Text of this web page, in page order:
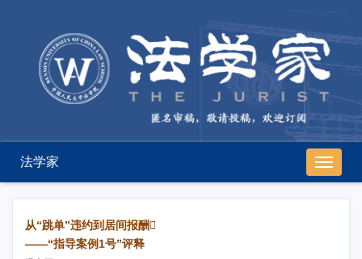
导
航
切
法学家
从“跳单”违约到居间报酬
——“指导案例1号”评释